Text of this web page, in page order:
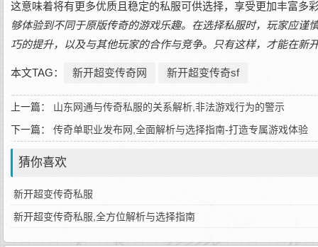
这意味着将有更多优质且稳定的私服可供选择，享受更加丰富多
够体验到不同于原版传奇的游戏乐趣。在选择私服时，玩家应
巧的提升，以及与其他玩家的合作与竞争。只有这样，才能在
本文TAG： 新开超变传奇网 新开超变传奇sf
上一篇： 山东网通与传奇私服的关系解析,非法游戏行为的警示
下一篇： 传奇单职业发布网,全面解析与选择指南-打造专属游戏体验
猜你喜欢
新开超变传奇私服
新开超变传奇私服,全方位解析与选择指南